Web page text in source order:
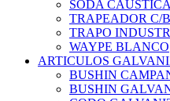
SODA CAUSTICA
TRAPEADOR C/
TRAPO
WAYPE BLANCO
ARTICULOS
BUSHIN
BUSHIN